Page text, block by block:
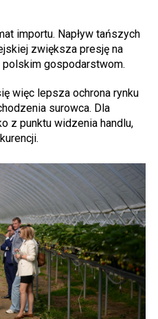
importu. Napływ tańszych
zwiększa presję na
polskim gospodarstwom.
więc lepsza ochrona rynku
surowca. Dla
z punktu widzenia handlu,